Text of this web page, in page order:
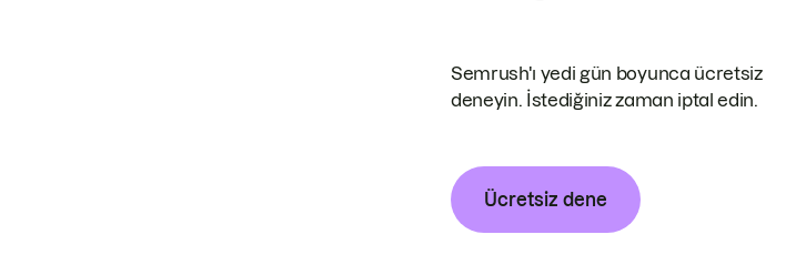
Semrush'ı yedi gün boyunca ücretsiz
deneyin. İstediğiniz zaman iptal edin.
Ücretsiz dene